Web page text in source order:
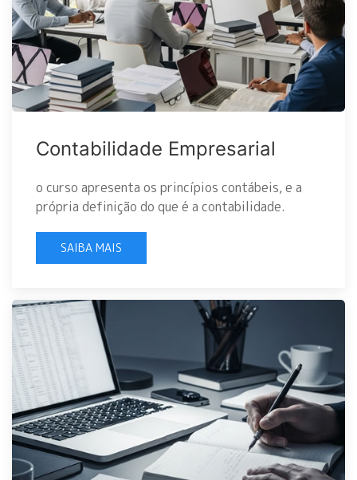
Contabilidade Empresarial
o curso apresenta os princípios contábeis, e a
própria definição do que é a contabilidade.
SAIBA MAIS